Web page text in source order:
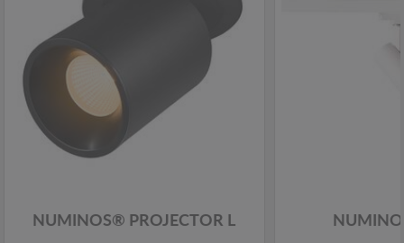
NUMINOS® PROJECTOR L